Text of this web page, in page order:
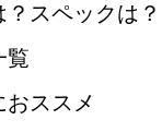
スペックは？
覧
おススメ